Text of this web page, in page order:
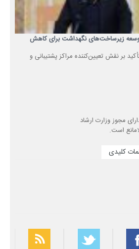
توسعه زیرساخت‌های نگهداشت برای کاهش
بر نقش تعیین‌کننده مراکز پشتیبانی و
مجوز وزارت ارشاد
است.
کلیدی